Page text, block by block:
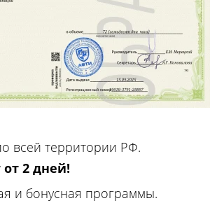
всей территории РФ.
от 2 дней!
и бонусная программы.